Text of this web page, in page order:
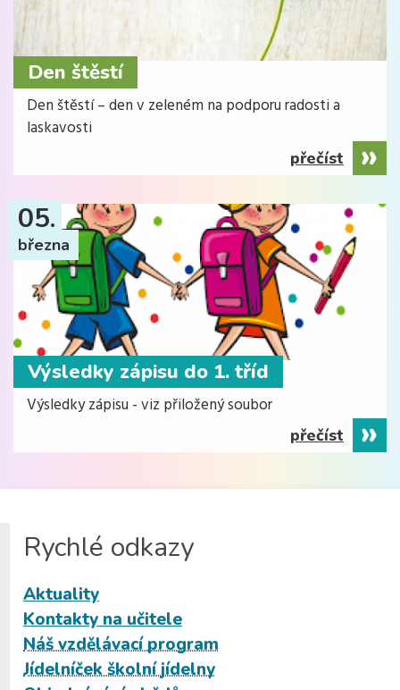
Den štěstí
Den štěstí – den v zeleném na podporu radosti a
laskavosti
přečíst
Výsledky zápisu do 1. tříd
05.
března
Výsledky zápisu - viz přiložený soubor
přečíst
Rychlé odkazy
Aktuality
Kontakty na učitele
Náš vzdělávací program
Jídelníček školní jídelny